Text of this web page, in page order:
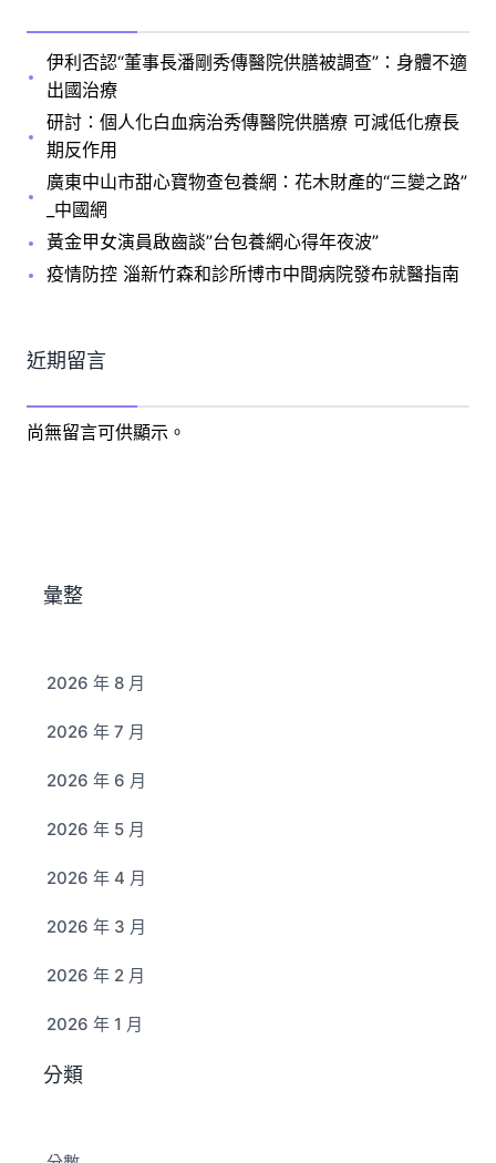
伊利否認“董事長潘剛秀傳醫院供膳被調查”：身體不適
出國治療
研討：個人化白血病治秀傳醫院供膳療 可減低化療長
期反作用
廣東中山市甜心寶物查包養網：花木財產的“三變之路”
_中國網
黃金甲女演員啟齒談”台包養網心得年夜波”
疫情防控 淄新竹森和診所博市中間病院發布就醫指南
近期留言
尚無留言可供顯示。
彙整
2026 年 8 月
2026 年 7 月
2026 年 6 月
2026 年 5 月
2026 年 4 月
2026 年 3 月
2026 年 2 月
2026 年 1 月
分類